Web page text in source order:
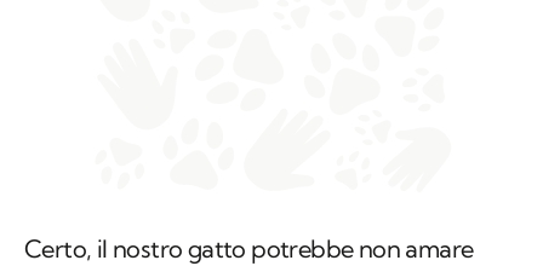
Certo, il nostro gatto potrebbe non amare